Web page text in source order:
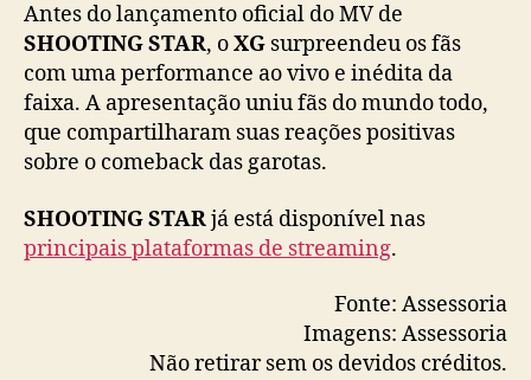
Antes do lançamento oficial do MV de
SHOOTING STAR, oXG surpreendeu os fãs
com uma performance ao vivo e inédita da
faixa. A apresentação uniu fãs do mundo todo,
que compartilharam suas reações positivas
sobre o comeback das garotas.
SHOOTING STARjá está disponível nas
principais plataformas de streaming.
Fonte: Assessoria
Imagens: Assessoria
Não retirar sem os devidos créditos.